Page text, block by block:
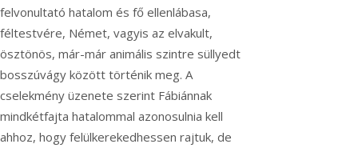
felvonultató hatalom és fő ellenlábasa,
féltestvére, Német, vagyis az elvakult,
ösztönös, már-már animális szintre süllyedt
bosszúvágy között történik meg. A
cselekmény üzenete szerint Fábiánnak
mindkétfajta hatalommal azonosulnia kell
ahhoz, hogy felülkerekedhessen rajtuk, de